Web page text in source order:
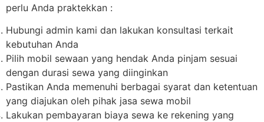
perlu Anda praktekkan :
Hubungi admin kami dan lakukan konsultasi terkait
kebutuhan Anda
Pilih mobil sewaan yang hendak Anda pinjam sesuai
dengan durasi sewa yang diinginkan
Pastikan Anda memenuhi berbagai syarat dan ketentuan
yang diajukan oleh pihak jasa sewa mobil
Lakukan pembayaran biaya sewa ke rekening yang